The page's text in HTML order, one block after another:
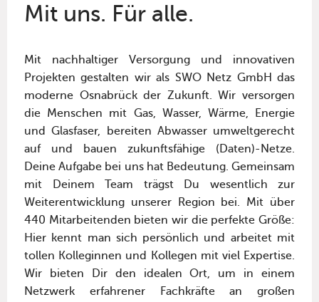
Mit uns. Für alle.
Mit nachhaltiger Versorgung und innovativen
Projekten gestalten wir als SWO Netz GmbH das
moderne Osnabrück der Zukunft. Wir versorgen
die Menschen mit Gas, Wasser, Wärme, Energie
und Glasfaser, bereiten Abwasser umweltgerecht
auf und bauen zukunftsfähige (Daten)-Netze.
Deine Aufgabe bei uns hat Bedeutung. Gemeinsam
mit Deinem Team trägst Du wesentlich zur
Weiterentwicklung unserer Region bei. Mit über
440 Mitarbeitenden bieten wir die perfekte Größe:
Hier kennt man sich persönlich und arbeitet mit
tollen Kolleginnen und Kollegen mit viel Expertise.
Wir bieten Dir den idealen Ort, um in einem
Netzwerk erfahrener Fachkräfte an großen